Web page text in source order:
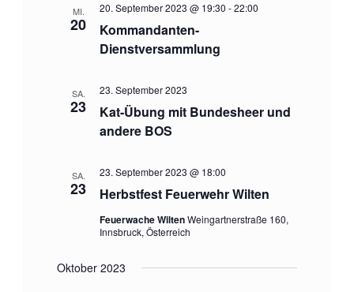
MI.
20
Kommandanten-
Dienstversammlung
20. September 2023 @ 19:30 -22:00
SA.
23
Kat-Übung mit Bundesheer und
andere BOS
23. September 2023
SA.
23 Herbstfest Feuerwehr Wilten
23. September 2023 @ 18:00
Feuerwache WiltenWeingartnerstraße 160,
Innsbruck, Österreich
Oktober 2023